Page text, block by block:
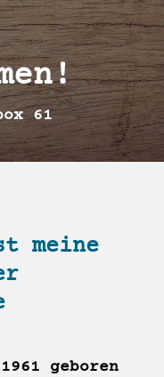
61
meine
geboren